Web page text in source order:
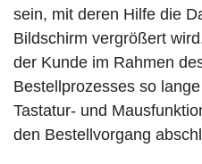
sein, mit deren Hilfe die
Bildschirm vergrößert
der Kunde im Rahmen
Bestellprozesses so
Tastatur- und
den Bestellvorgang